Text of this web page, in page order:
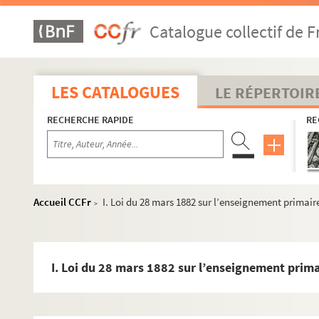
Catalogue collectif de
LES CATALOGUES LE
RECHERCHE RAPIDE
Accueil CCFr > I. Loi du 28 mars 1882 sur l’enseignement
I. Loi du 28 mars 1882 sur l’enseignement
Dossier 1. Centenaire de Jules Ferry et cinquantenaire
Dossier 2. Don Joseph Magnin
Dossier 5. Coupures de presse de l'époque de Jules Ferry
Dossier 6. Coupures de presse de l'époque de Jules Ferry